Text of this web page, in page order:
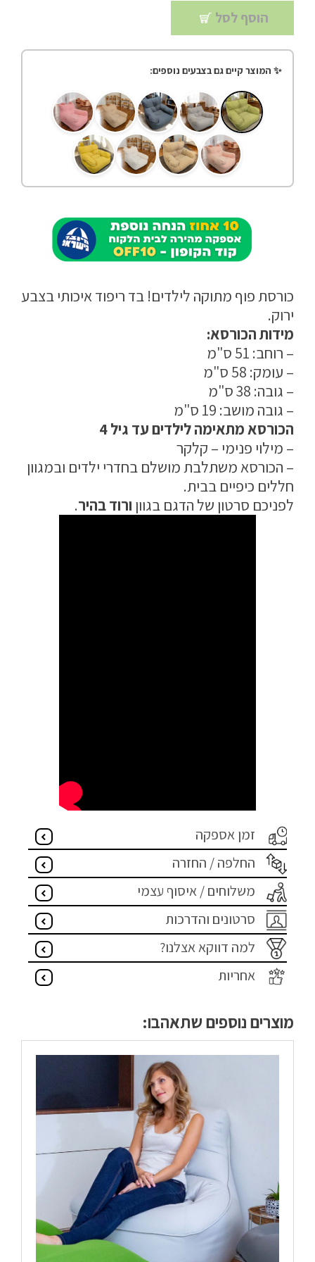
הצהרת נגישות
מדיניות פרטיות
הוסף לסל
✨ המוצר קיים גם בצבעים נוספים:
כורסת פוף מתוקה לילדים! בד ריפוד איכותי בצבע
ירוק.
מידות הכורסא:
– רוחב: 51 ס"מ
– עומק: 58 ס"מ
– גובה: 38 ס"מ
– גובה מושב: 19 ס"מ
הכורסא מתאימה לילדים עד גיל 4
– מילוי פנימי – קלקר
– הכורסא משתלבת מושלם בחדרי ילדים ובמגוון
חללים כיפיים בבית.
לפניכם סרטון של הדגם בגוון ורוד בהיר.
זמן אספקה
החלפה / החזרה
משלוחים / איסוף עצמי
סרטונים והדרכות
למה דווקא אצלנו?
אחריות
מוצרים נוספים שתאהבו: